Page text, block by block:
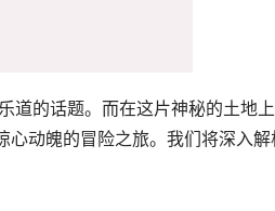
道的话题。而在这片神秘的土地
心动魄的冒险之旅。我们将深入